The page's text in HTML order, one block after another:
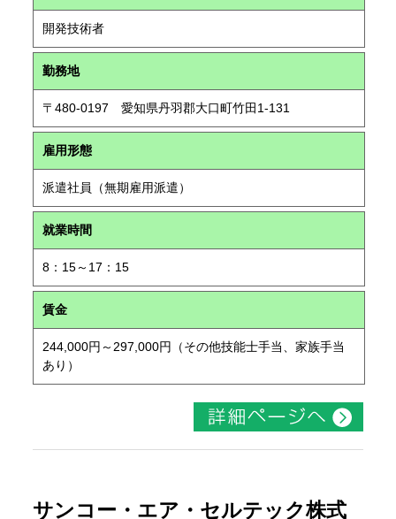
開発技術者
勤務地
〒480-0197 愛知県丹羽郡大口町竹田1-131
雇用形態
派遣社員（無期雇用派遣）
就業時間
8：15～17：15
賃金
244,000円～297,000円（その他技能士手当、家族手当
あり）
サンコー・エア・セルテック株式